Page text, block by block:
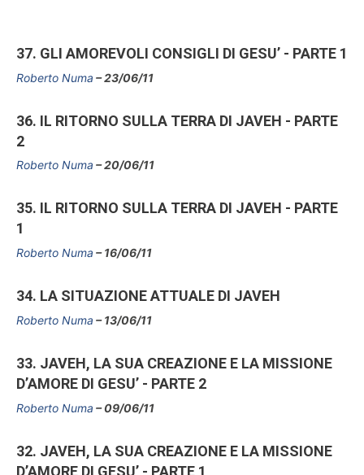
37. GLI AMOREVOLI CONSIGLI DI GESU’ - PARTE 1
Roberto Numa 23/06/11
36. IL RITORNO SULLA TERRA DI JAVEH - PARTE
2
Roberto Numa 20/06/11
35. IL RITORNO SULLA TERRA DI JAVEH - PARTE
1
Roberto Numa 16/06/11
34. LA SITUAZIONE ATTUALE DI JAVEH
Roberto Numa 13/06/11
33. JAVEH, LA SUA CREAZIONE E LA MISSIONE
D’AMORE DI GESU’ - PARTE 2
Roberto Numa 09/06/11
32. JAVEH, LA SUA CREAZIONE E LA MISSIONE
D’AMORE DI GESU’ - PARTE 1